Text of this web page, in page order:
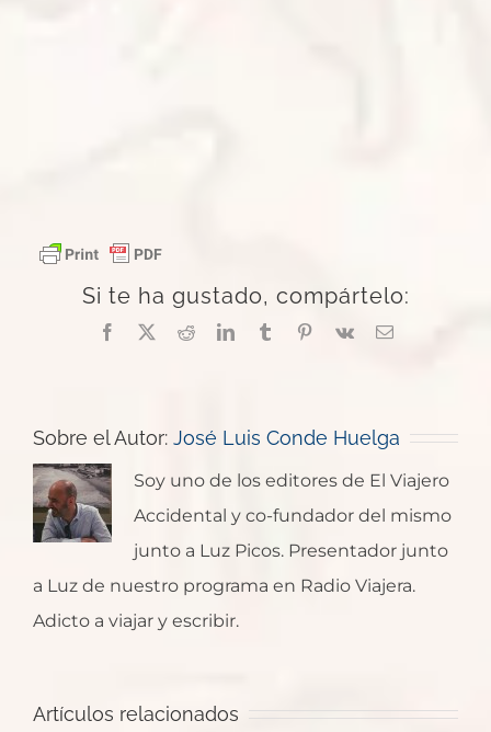
Si te ha gustado, compártelo:
Facebook
X RedditLinkedInTumblrPinterest
Vk
Correo
Sobre el Autor: José Luis Conde Huelga
Soy uno de los editores de El Viajero
Accidental y co-fundador del mismo
junto a Luz Picos. Presentador junto
a Luz de nuestro programa en Radio Viajera.
Adicto a viajar y escribir.
Artículos relacionados
ver
Park,
Rapid
City,
Bear
Butte
y
y
Crazy
el